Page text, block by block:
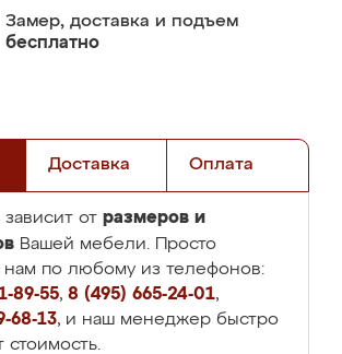
Замер, доставка и подъем
бесплатно
Доставка Оплата
от размеров и
Вашей мебели. Просто
нам по любому из телефонов:
89-55, 8 (495) 665-24-01,
68-13, и наш менеджер быстро
стоимость.